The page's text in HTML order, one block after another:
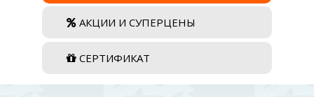
АКЦИИ И СУПЕРЦЕНЫ
СЕРТИФИКАТ